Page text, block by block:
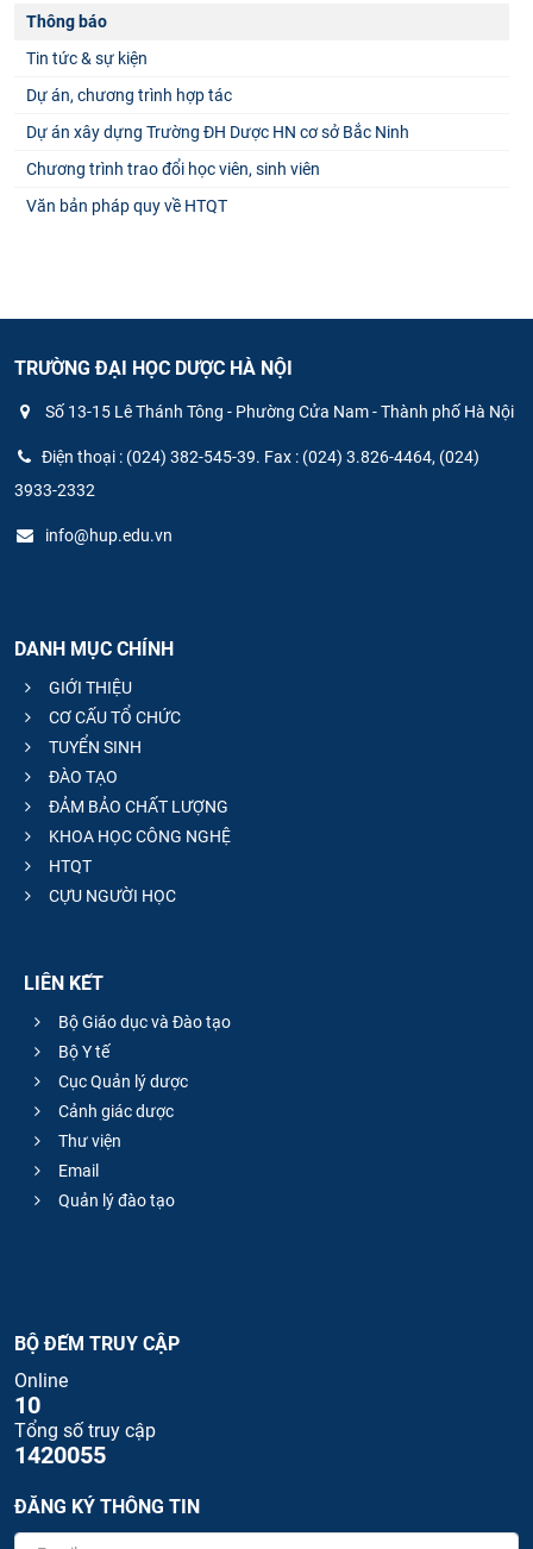
Thông báo
Tin tức & sự kiện
Dự án, chương trình hợp tác
Dự án xây dựng Trường ĐH Dược HN cơ sở Bắc Ninh
Chương trình trao đổi học viên, sinh viên
Văn bản pháp quy về HTQT
TRƯỜNG ĐẠI HỌC DƯỢC HÀ NỘI
Số 13-15 Lê Thánh Tông - Phường Cửa Nam - Thành phố Hà Nội
Điện thoại : (024) 382-545-39. Fax : (024) 3.826-4464, (024)
3933-2332
info@hup.edu.vn
DANH MỤC CHÍNH
GIỚI THIỆU
CƠ CẤU TỔ CHỨC
TUYỂN SINH
ĐÀO TẠO
ĐẢM BẢO CHẤT LƯỢNG
KHOA HỌC CÔNG NGHỆ
HTQT
CỰU NGƯỜI HỌC
LIÊN KẾT
Bộ Giáo dục và Đào tạo
Bộ Y tế
Cục Quản lý dược
Cảnh giác dược
Thư viện
Email
Quản lý đào tạo
BỘ ĐẾM TRUY CẬP
Online
10
Tổng số truy cập
1420055
ĐĂNG KÝ THÔNG TIN